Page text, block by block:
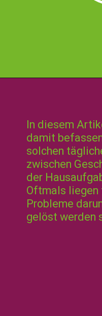
In diesem
damit
solchen
zwischen
der
Oftmals
Probleme
gelöst werden